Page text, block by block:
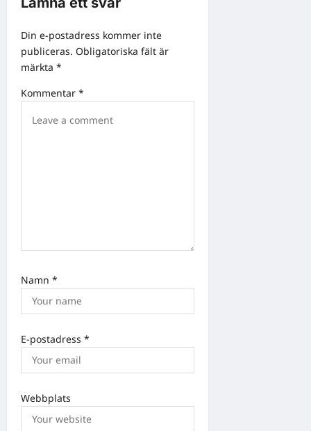
a
t
o
Din e-postadress kommer inte
publiceras. Obligatoriska fält är
märkta *
Kommentar *
Namn *
E-postadress *
Webbplats